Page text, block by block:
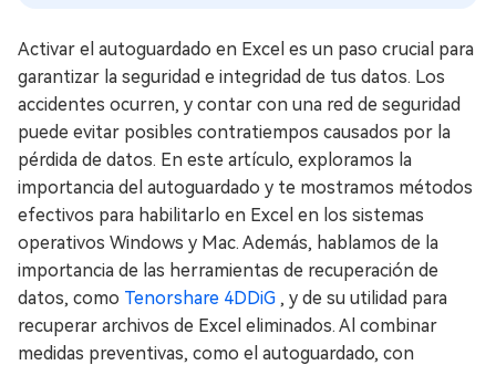
Activar el autoguardado en Excel es un paso crucial para
garantizar la seguridad e integridad de tus datos. Los
accidentes ocurren, y contar con una red de seguridad
puede evitar posibles contratiempos causados por la
pérdida de datos. En este artículo, exploramos la
importancia del autoguardado y te mostramos métodos
efectivos para habilitarlo en Excel en los sistemas
operativos Windows y Mac. Además, hablamos de la
importancia de las herramientas de recuperación de
datos, como Tenorshare 4DDiG , y de su utilidad para
recuperar archivos de Excel eliminados. Al combinar
medidas preventivas, como el autoguardado, con